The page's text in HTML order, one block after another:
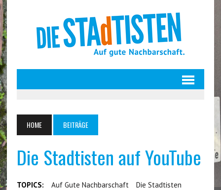
HOME BEITRÄGE
Die Stadtisten auf YouTube
TOPICS: Auf Gute Nachbarschaft
Die Stadtisten